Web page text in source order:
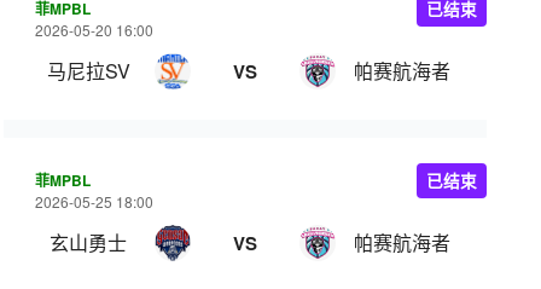
菲MPBL
2026-05-20 16:00
马尼拉SV VS 帕赛航海者
已结束
菲MPBL
2026-05-25 18:00
玄山勇士 VS 帕赛航海者
已结束